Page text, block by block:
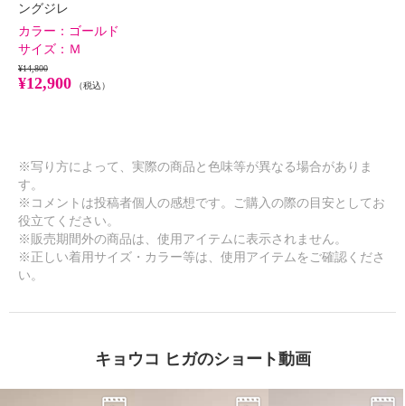
×
ングジレ
カラー： ゴールド
サイズ： Ｍ
¥14,800
¥12,900 （税込）
※写り方によって、実際の商品と色味等が異なる場合がありま
す。
※コメントは投稿者個人の感想です。ご購入の際の目安としてお
役立てください。
※販売期間外の商品は、使用アイテムに表示されません。
※正しい着用サイズ・カラー等は、使用アイテムをご確認くださ
い。
キョウコ ヒガのショート動画